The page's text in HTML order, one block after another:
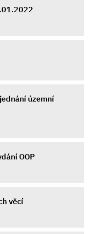
územní
OOP
věcí